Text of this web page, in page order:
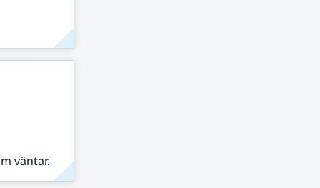
väntar.